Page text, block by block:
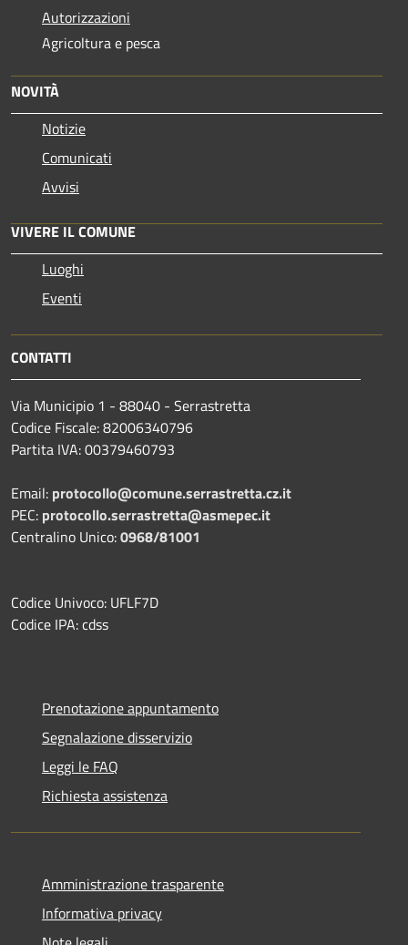
Autorizzazioni
Agricoltura e pesca
NOVITÀ
Notizie
Comunicati
Avvisi
VIVERE IL COMUNE
Luoghi
Eventi
CONTATTI
Via Municipio 1 - 88040 - Serrastretta
Codice Fiscale: 82006340796
Partita IVA: 00379460793
Email: protocollo@comune.serrastretta.cz.it
PEC: protocollo.serrastretta@asmepec.it
Centralino Unico:0968/81001
Codice Univoco: UFLF7D
Codice IPA: cdss
Prenotazione appuntamento
Segnalazione disservizio
Leggi le FAQ
Richiesta assistenza
Amministrazione trasparente
Informativa privacy